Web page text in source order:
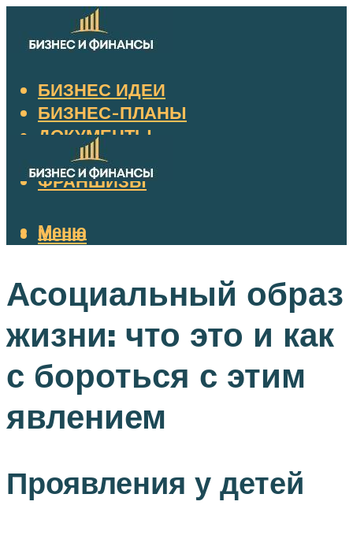
БИЗНЕС ИДЕИ
БИЗНЕС-ПЛАНЫ
ДОКУМЕНТЫ
НАЛОГИ
ФРАНШИЗЫ
Меню
Меню
Асоциальный образ
жизни: что это и как
с бороться с этим
явлением
Проявления у детей